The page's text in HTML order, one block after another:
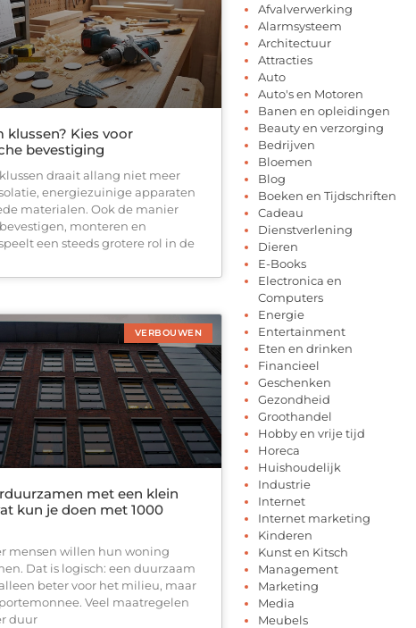
klussen? Kies voor
bevestiging
draait allang niet meer
energiezuinige apparaten
materialen. Ook de manier
monteren en
een steeds grotere rol in de
VERBOUWEN
met een klein
kun je doen met 1000
mensen willen hun woning
Dat is logisch: een duurzaam
beter voor het milieu, maar
Veel maatregelen
duur
Afvalverwerking
Alarmsysteem
Architectuur
Attracties
Auto
Auto's en Motoren
Banen en opleidingen
Beauty en verzorging
Bedrijven
Bloemen
Blog
Boeken en Tijdschriften
Cadeau
Dienstverlening
Dieren
E-Books
Electronica en
Computers
Energie
Entertainment
Eten en drinken
Financieel
Geschenken
Gezondheid
Groothandel
Hobby en vrije tijd
Horeca
Huishoudelijk
Industrie
Internet
Internet marketing
Kinderen
Kunst en Kitsch
Management
Marketing
Media
Meubels